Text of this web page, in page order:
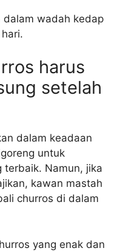
dalam wadah kedap
harus
setelah
dalam keadaan
untuk
terbaik. Namun, jika
kawan mastah
churros di dalam
yang enak dan